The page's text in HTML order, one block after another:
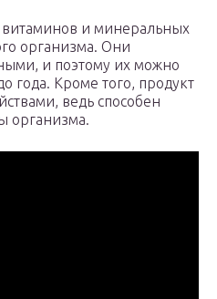
витаминов и минеральных
организма. Они
и поэтому их можно
года. Кроме того, продукт
ведь способен
организма.